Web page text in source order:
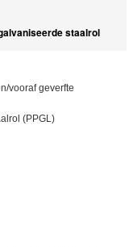
staalrol
vooraf geverfte
(PPGL)